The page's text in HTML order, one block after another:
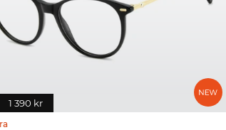
1 390 kr